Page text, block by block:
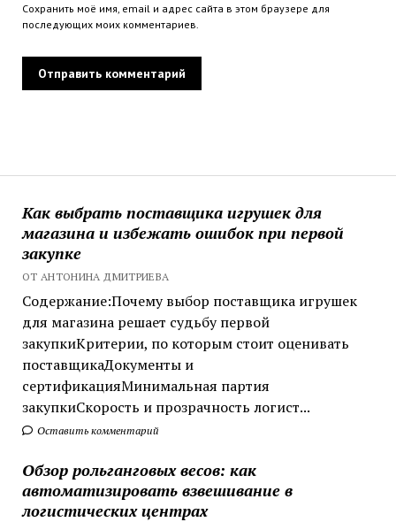
Как выбрать поставщика игрушек для
магазина и избежать ошибок при первой
закупке
ОТ АНТОНИНА ДМИТРИЕВА
Содержание:Почему выбор поставщика игрушек
для магазина решает судьбу первой
закупкиКритерии, по которым стоит оценивать
поставщикаДокументы и
сертификацияМинимальная партия
закупкиСкорость и прозрачность логист...
Оставить комментарий
Обзор рольганговых весов: как
автоматизировать взвешивание в
логистических центрах
Сохранить моё имя, email и адрес сайта в этом браузере для
последующих моих комментариев.